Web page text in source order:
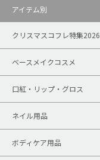
アイテム別
クリスマスコフレ特集2026
ベースメイクコスメ
口紅・リップ・グロス
ネイル用品
ボディケア用品